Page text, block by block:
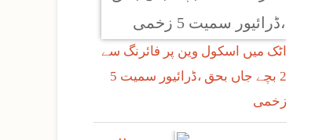
اٹک میں اسکول وین پر فائرنگ سے
2 بچے جاں بحق ،ڈرائیور سمیت 5
زخمی